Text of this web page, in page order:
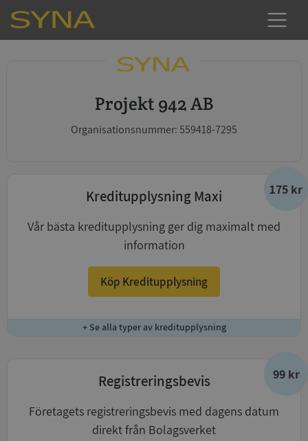
Projekt 942 AB
Organisationsnummer: 559418-7295
175 kr
Kreditupplysning Maxi
Vår bästa kreditupplysning ger dig maximalt med
information
Köp Kreditupplysning
+ Se alla typer av kreditupplysning
99 kr
Registreringsbevis
Företagets registreringsbevis med dagens datum
direkt från Bolagsverket